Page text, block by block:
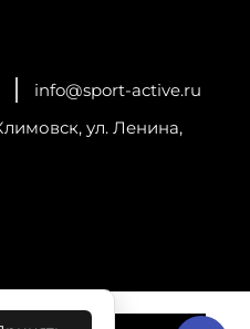
info@sport-active.ru
ул. Ленина,